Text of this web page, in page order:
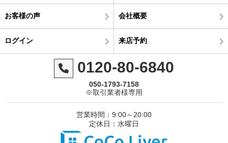
お客様の声 会社概要
ログイン 来店予約
0120-80-6840
050-1793-7158
※取引業者様専用
営業時間：9:00～20:00
定休日：水曜日